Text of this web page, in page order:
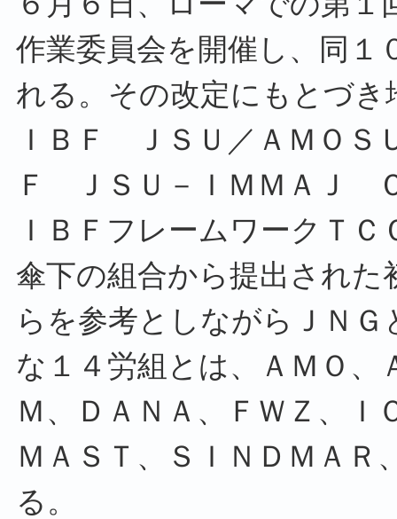
作業委員会を開催し、同１
れる。その改定にもとづ
ＩＢＦ ＪＳＵ／ＡＭＯ
Ｆ ＪＳＵ－ＩＭＭＡＪ
ＩＢＦフレームワークＴ
傘下の組合から提出され
らを参考としながらＪＮ
な１４労組とは、ＡＭＯ、
Ｍ、ＤＡＮＡ、ＦＷＺ、Ｉ
ＭＡＳＴ、ＳＩＮＤＭＡＲ
る。